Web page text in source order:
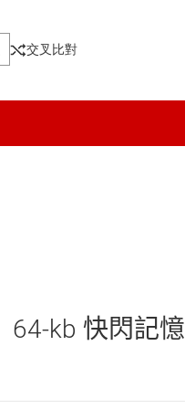
交叉比對
64-kb 快閃記憶